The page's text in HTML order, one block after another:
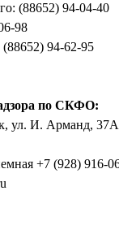
(88652) 94-04-40
98
94-62-95
по СКФО:
ул. И. Арманд, 37А
+7 (928) 916-